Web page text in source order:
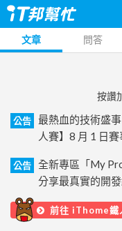
文章 問答
按讚
公告
最熱血的技術盛
人賽】8 月 1 日賽
公告
全新專區「My
分享最真實的開
前往 iThome鐵